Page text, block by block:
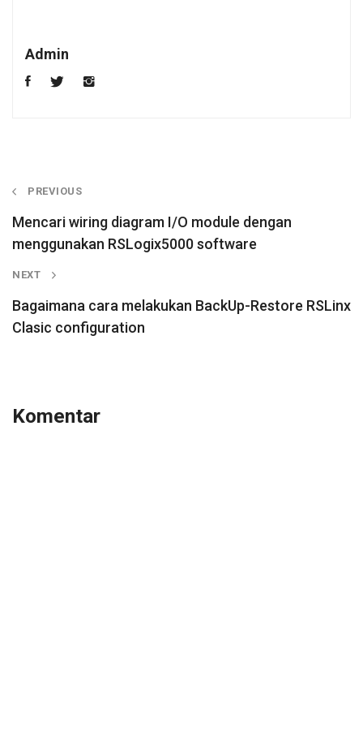
Admin
PREVIOUS
Mencari wiring diagram I/O module dengan
menggunakan RSLogix5000 software
NEXT
Bagaimana cara melakukan BackUp-Restore RSLinx
Clasic configuration
Komentar